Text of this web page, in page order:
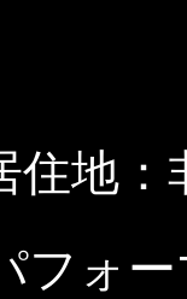
住地
ォー